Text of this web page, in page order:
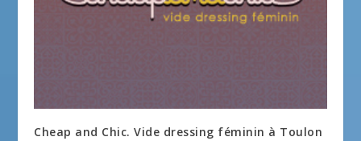
Cheap and Chic. Vide dressing féminin à Toulon